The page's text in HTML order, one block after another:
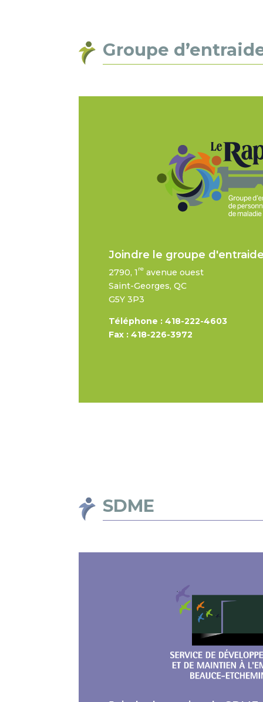
Groupe
Joindre le groupe
2790, 1 re avenue ouest
Saint-Georges, QC
G5Y 3P3
Téléphone : 418-222-4603
Fax : 418-226-3972
SDME